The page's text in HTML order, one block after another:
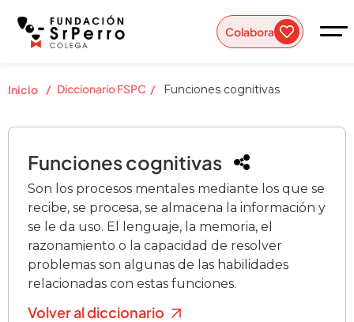
Colabora
Inicio / Diccionario FSPC / Funciones cognitivas
Funciones cognitivas
Son los procesos mentales mediante los que se
recibe, se procesa, se almacena la información y
se le da uso. El lenguaje, la memoria, el
razonamiento o la capacidad de resolver
problemas son algunas de las habilidades
relacionadas con estas funciones.
Volver al diccionario